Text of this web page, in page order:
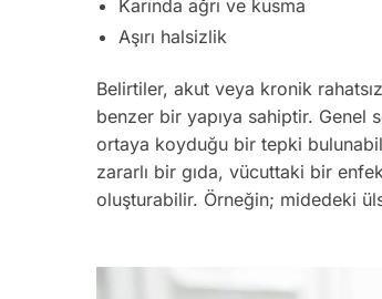
Karında ağrı ve kusma
Aşırı halsizlik
Belirtiler, akut veya kronik
benzer bir yapıya sahiptir. Genel
ortaya koyduğu bir tepki
zararlı bir gıda, vücuttaki bir
oluşturabilir. Örneğin; midedeki